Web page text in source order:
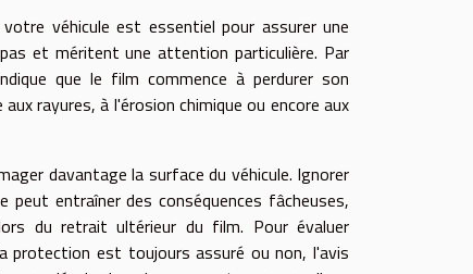
véhicule est essentiel pour assurer une
et méritent une attention particulière. Par
que le film commence à perdurer son
rayures, à l'érosion chimique ou encore aux
davantage la surface du véhicule. Ignorer
entraîner des conséquences fâcheuses,
du retrait ultérieur du film. Pour évaluer
protection est toujours assuré ou non, l'avis